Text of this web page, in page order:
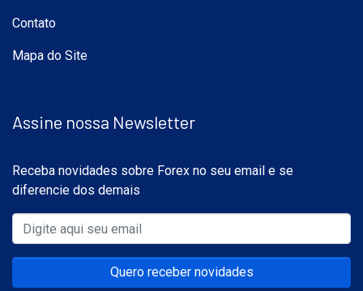
Contato
Mapa do Site
Assine nossa Newsletter
Receba novidades sobre Forex no seu email e se
diferencie dos demais
Quero receber novidades